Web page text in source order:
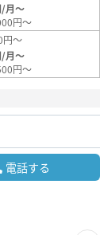
/月～
円～
円～
/月～
円～
電話する